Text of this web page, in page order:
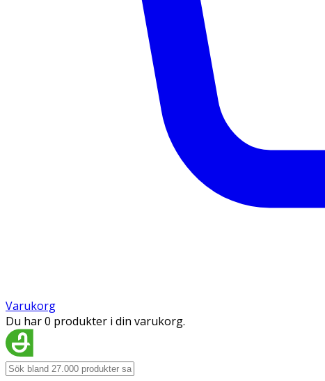
Varukorg
Du har 0 produkter i din varukorg.